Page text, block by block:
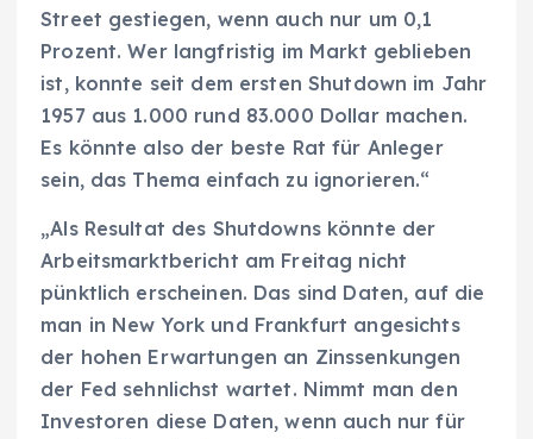
Street gestiegen, wenn auch nur um 0,1
Prozent. Wer langfristig im Markt geblieben
ist, konnte seit dem ersten Shutdown im Jahr
1957 aus 1.000 rund 83.000 Dollar machen.
Es könnte also der beste Rat für Anleger
sein, das Thema einfach zu ignorieren.“
„Als Resultat des Shutdowns könnte der
Arbeitsmarktbericht am Freitag nicht
pünktlich erscheinen. Das sind Daten, auf die
man in New York und Frankfurt angesichts
der hohen Erwartungen an Zinssenkungen
der Fed sehnlichst wartet. Nimmt man den
Investoren diese Daten, wenn auch nur für